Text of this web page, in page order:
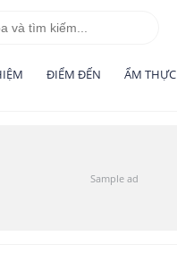
ĐIỂM ĐẾN ẨM THỰC